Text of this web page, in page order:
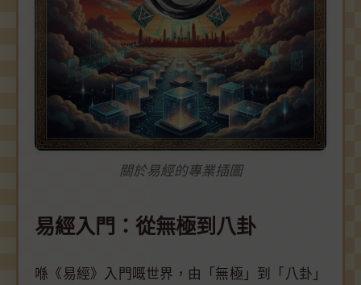
關於易經的專業插圖
易經入門：從無極到八卦
喺《易經》入門嘅世界，由「無極」到「八卦」